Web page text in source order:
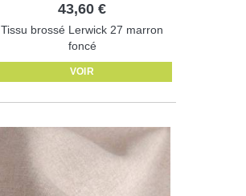
43,60 €
Tissu brossé Lerwick 27 marron
foncé
VOIR